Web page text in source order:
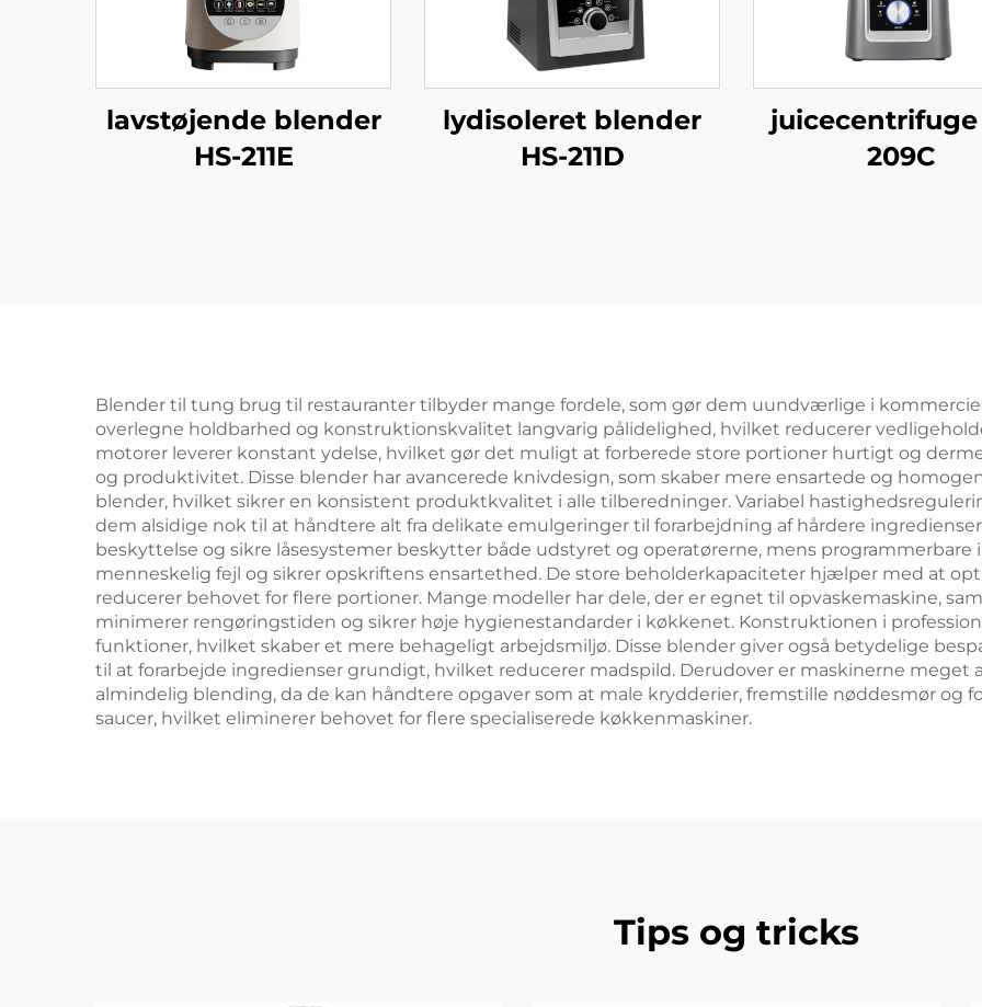
lavstøjende blender
HS-211E
lydisoleret blender
HS-211D
juicecentrifuge
209C
Blender til tung brug til restauranter tilbyder mange fordele, som gør dem uundværlige i
overlegne holdbarhed og konstruktionskvalitet langvarig pålidelighed, hvilket reducerer
motorer leverer konstant ydelse, hvilket gør det muligt at forberede store portioner hurtigt og
og produktivitet. Disse blender har avancerede knivdesign, som skaber mere ensartede og
blender, hvilket sikrer en konsistent produktkvalitet i alle tilberedninger. Variabel
dem alsidige nok til at håndtere alt fra delikate emulgeringer til forarbejdning af hårdere
beskyttelse og sikre låsesystemer beskytter både udstyret og operatørerne, mens
menneskelig fejl og sikrer opskriftens ensartethed. De store beholderkapaciteter hjælper med at
reducerer behovet for flere portioner. Mange modeller har dele, der er egnet til opvaskemaskine,
minimerer rengøringstiden og sikrer høje hygienestandarder i køkkenet. Konstruktionen i
funktioner, hvilket skaber et mere behageligt arbejdsmiljø. Disse blender giver også betydelige
til at forarbejde ingredienser grundigt, hvilket reducerer madspild. Derudover er maskinerne meget
almindelig blending, da de kan håndtere opgaver som at male krydderier, fremstille nøddesmør og
saucer, hvilket eliminerer behovet for flere specialiserede køkkenmaskiner.
Tips og tricks